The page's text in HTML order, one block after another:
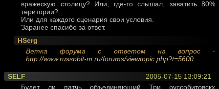
вражескую столицу? Или, где-то слышал, заватить 80%
територии?
Или для каждого сценария свои условия.
Заранее спасибо за ответ.
HSerg
Ветка форума с ответом на вопрос -
http://www.russobit-m.ru/forums/viewtopic.php?t=5600
2005-07-15 13:09:21
SELF
Будет ли патчь объединяющий Три руссобитовскх